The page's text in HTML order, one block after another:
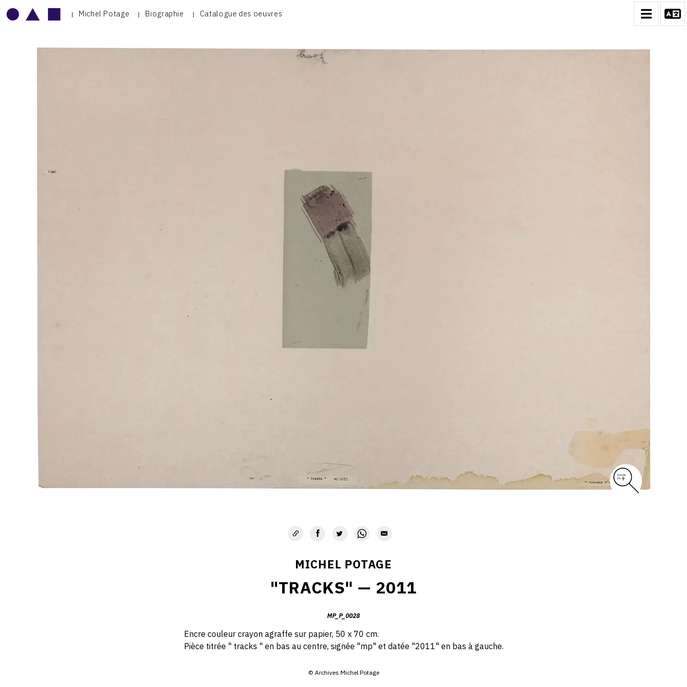
Michel Potage Biographie Catalogue des oeuvres
CONTACT
MICHEL POTAGE
"TRACKS" — 2011
MP_P_0028
Encre couleur crayon agraffe sur papier, 50 x 70 cm.
Pièce titrée " tracks " en bas au centre, signée "mp" et datée "2011" en bas à gauche.
© Archives Michel Potage